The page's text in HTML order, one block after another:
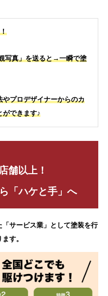
写真」を送ると→一瞬で塗
プロデザイナーからのカ
ができます♪
店舗以上！
「ハケと手」へ
サービス業」として塗装を行
す。